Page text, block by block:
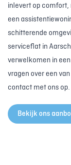
inlevert op comfort,
een
schitterende
serviceflat in
verwelkomen in
vragen over een
contact met ons op.
Bekijk ons